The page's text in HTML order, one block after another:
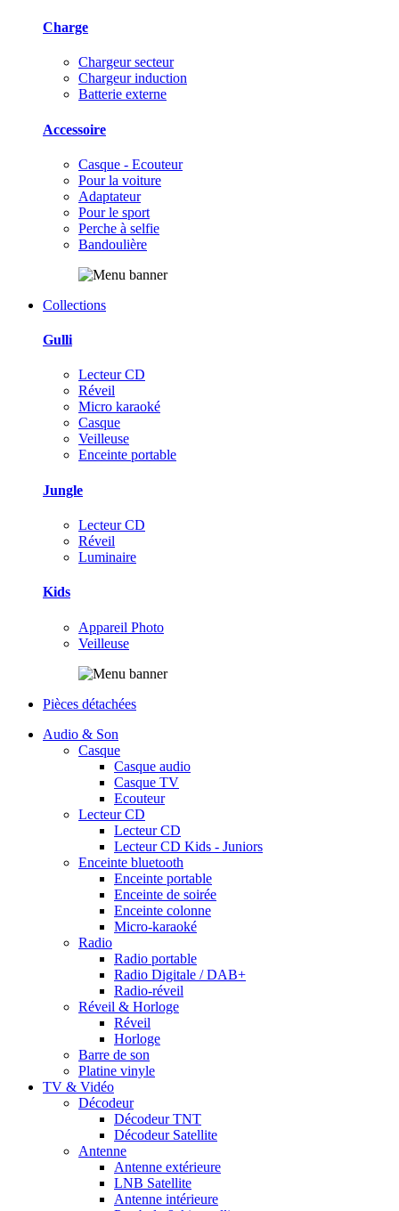
Charge
Chargeur secteur
Chargeur induction
Batterie externe
Accessoire
Casque - Ecouteur
Pour la voiture
Adaptateur
Pour le sport
Perche à selfie
Bandoulière
Collections
Gulli
Lecteur CD
Réveil
Micro karaoké
Casque
Veilleuse
Enceinte portable
Jungle
Lecteur CD
Réveil
Luminaire
Kids
Appareil Photo
Veilleuse
Pièces détachées
Audio & Son
Casque
Casque audio
Casque TV
Ecouteur
Lecteur CD
Lecteur CD
Lecteur CD Kids - Juniors
Enceinte bluetooth
Enceinte portable
Enceinte de soirée
Enceinte colonne
Micro-karaoké
Radio
Radio portable
Radio Digitale / DAB+
Radio-réveil
Réveil & Horloge
Réveil
Horloge
Barre de son
Platine vinyle
TV & Vidéo
Décodeur
Décodeur TNT
Décodeur Satellite
Antenne
Antenne extérieure
LNB Satellite
Antenne intérieure